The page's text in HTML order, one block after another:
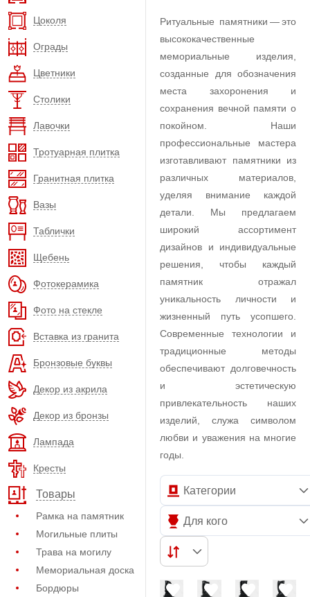
Цоколя
Ограды
Цветники
Столики
Лавочки
Тротуарная плитка
Гранитная плитка
Вазы
Таблички
Щебень
Фотокерамика
Фото на стекле
Вставка из гранита
Бронзовые буквы
Декор из акрила
Декор из бронзы
Лампада
Кресты
Товары
Рамка на памятник
Могильные плиты
Трава на могилу
Мемориальная доска
Бордюры
Ритуальные памятники — это
высококачественные
мемориальные изделия,
созданные для обозначения
места захоронения и
сохранения вечной памяти о
покойном. Наши
профессиональные мастера
изготавливают памятники из
различных материалов,
уделяя внимание каждой
детали. Мы предлагаем
широкий ассортимент
дизайнов и индивидуальные
решения, чтобы каждый
памятник отражал
уникальность личности и
жизненный путь усопшего.
Современные технологии и
традиционные методы
обеспечивают долговечность
и эстетическую
привлекательность наших
изделий, служа символом
любви и уважения на многие
годы.
Категории
Для кого